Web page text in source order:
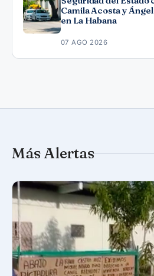
Camila Acosta y
en La Habana
07 AGO 2026
Más Alertas